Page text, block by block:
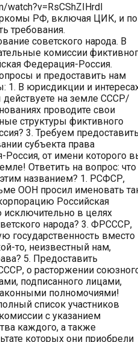
watch?v=RsCShZIHrdI
РФ, включая ЦИК, и по
требования.
советского народа. В
комиссии
Федерация-Россия.
и предоставить нам
В юрисдикции и
действуете на земле СССР/
проводите свои
структуры фиктивного
3. Требуем
субъекта права
Россия, от имени которого
Ответить на вопрос: что
названием? 1. РСФСР,
ООН просил именовать
Российская
в целях
народа? 3. ФРСССР,
государственность вместо
то, неизвестный нам,
5. Предоставить
о расторжении
подписанного лицами,
полномочиями!
список участников
с указанием
каждого, а также
которых они приобрели